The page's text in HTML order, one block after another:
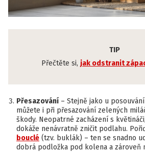
TIP
Přečtěte si, jak odstranit
Přesazování – Stejně jako u
můžete i při přesazování zelených
škody. Neopatrné zacházení s
dokáže nenávratně zničit podlahu.
bouclé (tzv. buklák) – ten se snadno
dobrá podložka pod kolena a zároveň